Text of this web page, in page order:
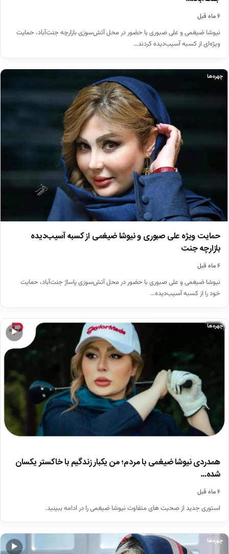
۶ ماه قبل
نیوشا ضیغمی و علی صبوری با حضور در محل آتش‌سوزی بازارچه جنت‌آباد، حمایت
ویژه‌ای از کسبه آسیب‌دیده کردند…
چهره‌ها
حمایت ویژه علی صبوری و نیوشا ضیغمی از کسبه آسیب‌دیده
بازارچه جنت
۶ ماه قبل
نیوشا ضیغمی و علی صبوری با حضور در محل آتش‌سوزی پاساژ جنت‌آباد، حمایت
خود را از کسبه آسیب‌دیده…
▶
چهره‌ها
همدردی نیوشا ضیغمی با مردم؛ من یکبار زندگیم با خاکستر یکسان
شده…
۶ ماه قبل
استوری جدید از صحبت های متفاوت نیوشا ضیغمی را در ادامه ببینید.
▶
چهره‌ها